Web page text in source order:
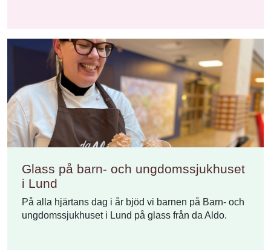
Glass på barn- och ungdomssjukhuset
i Lund
På alla hjärtans dag i år bjöd vi barnen på Barn- och
ungdomssjukhuset i Lund på glass från da Aldo.